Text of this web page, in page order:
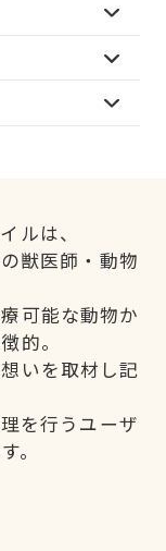
ルは、
獣医師・動物
可能な動物か
的。
いを取材し記
を行うユーザ
。